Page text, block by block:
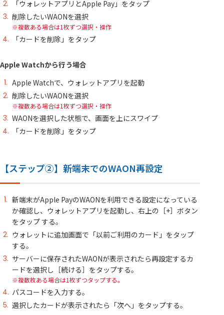
「ウォレットアプリとApple Pay」をタップ
削除したいWAONを選択
複数ある場合は1枚ずつ選択・操作
「カードを削除」をタップ
Apple Watchから行う場合
Apple Watchで、ウォレットアプリを起動
削除したいWAONを選択
複数ある場合は1枚ずつ選択・操作
WAONを選択した状態で、画面を上にスワイプ
「カードを削除」をタップ
【ステップ②】新端末でのWAON再設定
新端末がApple PayのWAONを利用できる設定になっている
か確認し、ウォレットアプリを起動し、右上の［+］ボタン
をタップ する。
ウォレットに追加画面で「以前ご利用のカード」をタップ
する。
サーバーに保存されたWAONが表示されたら再設定するカ
ードを選択し［続ける］をタップする。
複数枚ある場合は1枚ずつタップする。
パスコードを入力する。
選択したカードが表示されたら「次へ」をタップする。